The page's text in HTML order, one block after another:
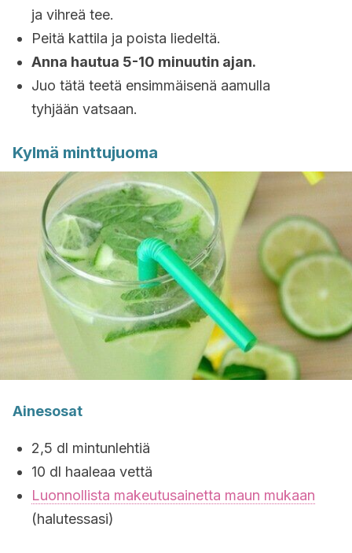
ja vihreä tee.
Peitä kattila ja poista liedeltä.
Anna hautua 5-10 minuutin ajan.
Juo tätä teetä ensimmäisenä aamulla
tyhjään vatsaan.
Kylmä minttujuoma
Ainesosat
2,5 dl mintunlehtiä
10 dl haaleaa vettä
Luonnollista makeutusainetta maun mukaan
(halutessasi)